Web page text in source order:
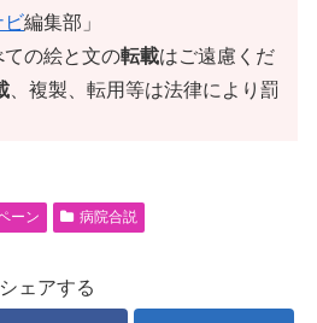
ビ編集部」
の絵と文の転載はご遠慮くだ
、複製、転用等は法律により罰
ーン 病院合説
シェアする